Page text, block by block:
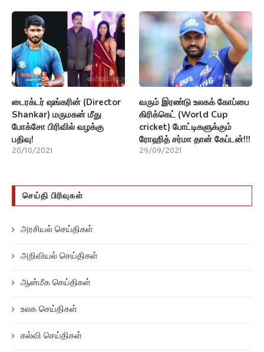
டைரக்டர் ஷங்கரின் (Director
Shankar) மருமகன் மீது
போக்சோ பிரிவில் வழக்கு
பதிவு!
20/10/2021
வரும் இரண்டு உலகக் கோப்பை
கிரிக்கெட் (World Cup
cricket) போட்டிகளுக்கும்
ரோஹித் சர்மா தான் கேப்டன்!!!
29/09/2021
செய்தி பிரிவுகள்
அரசியல் செய்திகள்
அறிவியல் செய்திகள்
ஆன்மீக செய்திகள்
உலக செய்திகள்
கல்வி செய்திகள்